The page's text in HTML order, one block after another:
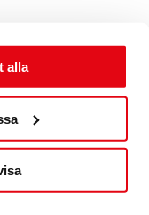
alla